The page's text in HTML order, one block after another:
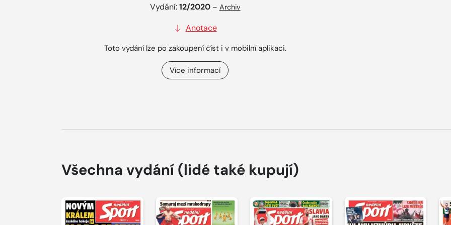
Vydání:12/2020 – Archiv
Anotace
Toto vydání lze po zakoupení číst i v mobilní aplikaci.
Více informací
Všechna vydání (lidé také kupují)